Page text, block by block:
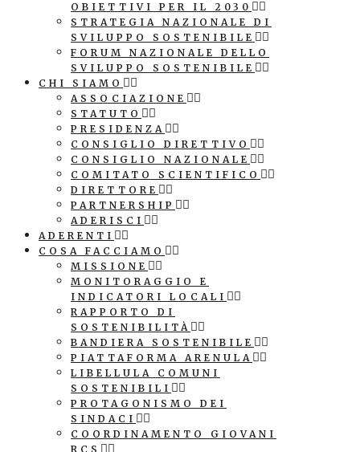
OBIETTIVI PER IL 2030
STRATEGIA NAZIONALE DI
SVILUPPO SOSTENIBILE
FORUM NAZIONALE DELLO
SVILUPPO SOSTENIBILE
CHI SIAMO
ASSOCIAZIONE
STATUTO
PRESIDENZA
CONSIGLIO DIRETTIVO
CONSIGLIO NAZIONALE
COMITATO SCIENTIFICO
DIRETTORE
PARTNERSHIP
ADERISCI
ADERENTI
COSA FACCIAMO
MISSIONE
MONITORAGGIO E
INDICATORI LOCALI
RAPPORTO DI
SOSTENIBILITÀ
BANDIERA SOSTENIBILE
PIATTAFORMA ARENULA
LIBELLULA COMUNI
SOSTENIBILI
PROTAGONISMO DEI
SINDACI
COORDINAMENTO GIOVANI
RCS